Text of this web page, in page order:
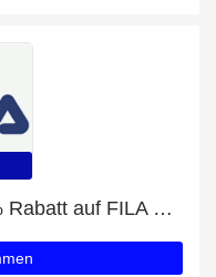
Bestes Angebot: Bis zu 32% Rabatt auf FILA Oceano Neon Slipper Wmn neon-pink